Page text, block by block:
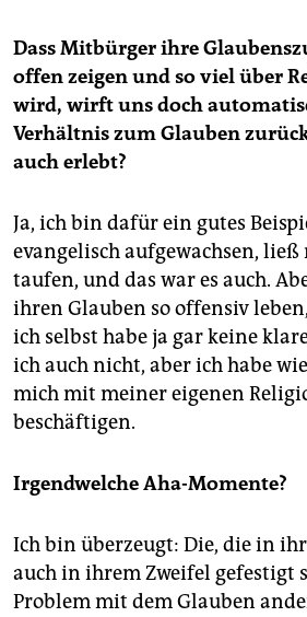
Dass Mitbürger ihre
offen zeigen und so viel über
wird, wirft uns doch
Verhältnis zum Glauben
auch erlebt?
Ja, ich bin dafür ein gutes
evangelisch aufgewachsen,
taufen, und das war es auch.
ihren Glauben so offensiv
ich selbst habe ja gar keine
ich auch nicht, aber ich habe
mich mit meiner eigenen
beschäftigen.
Irgendwelche Aha-Momente?
Ich bin überzeugt: Die, die in
auch in ihrem Zweifel gefestigt
Problem mit dem Glauben